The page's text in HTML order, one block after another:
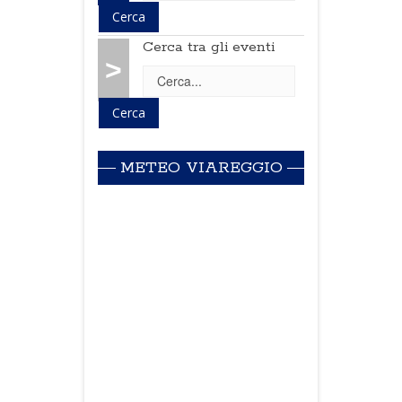
>
Cerca tra gli eventi
METEO VIAREGGIO